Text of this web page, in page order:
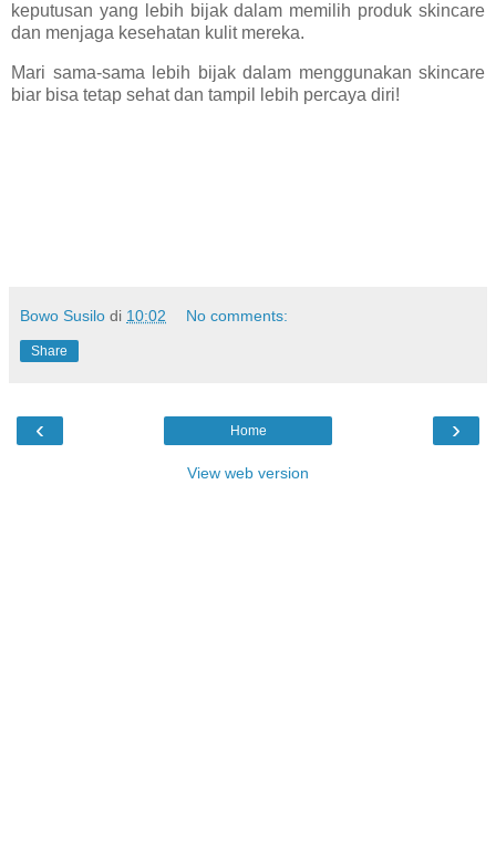
keputusan yang lebih bijak dalam memilih produk skincare
dan menjaga kesehatan kulit mereka.
Mari sama-sama lebih bijak dalam menggunakan skincare
biar bisa tetap sehat dan tampil lebih percaya diri!
Bowo Susilo di 10:02 No comments:
Share
‹ ›
Home
View web version